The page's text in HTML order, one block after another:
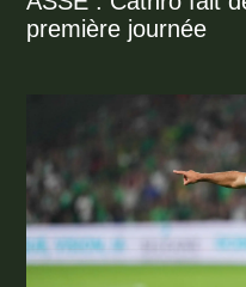
première journée